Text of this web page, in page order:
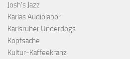
Josh's Jazz
Karlas Audiolabor
Karlsruher Underdogs
Kopfsache
Kultur-Kaffeekranz